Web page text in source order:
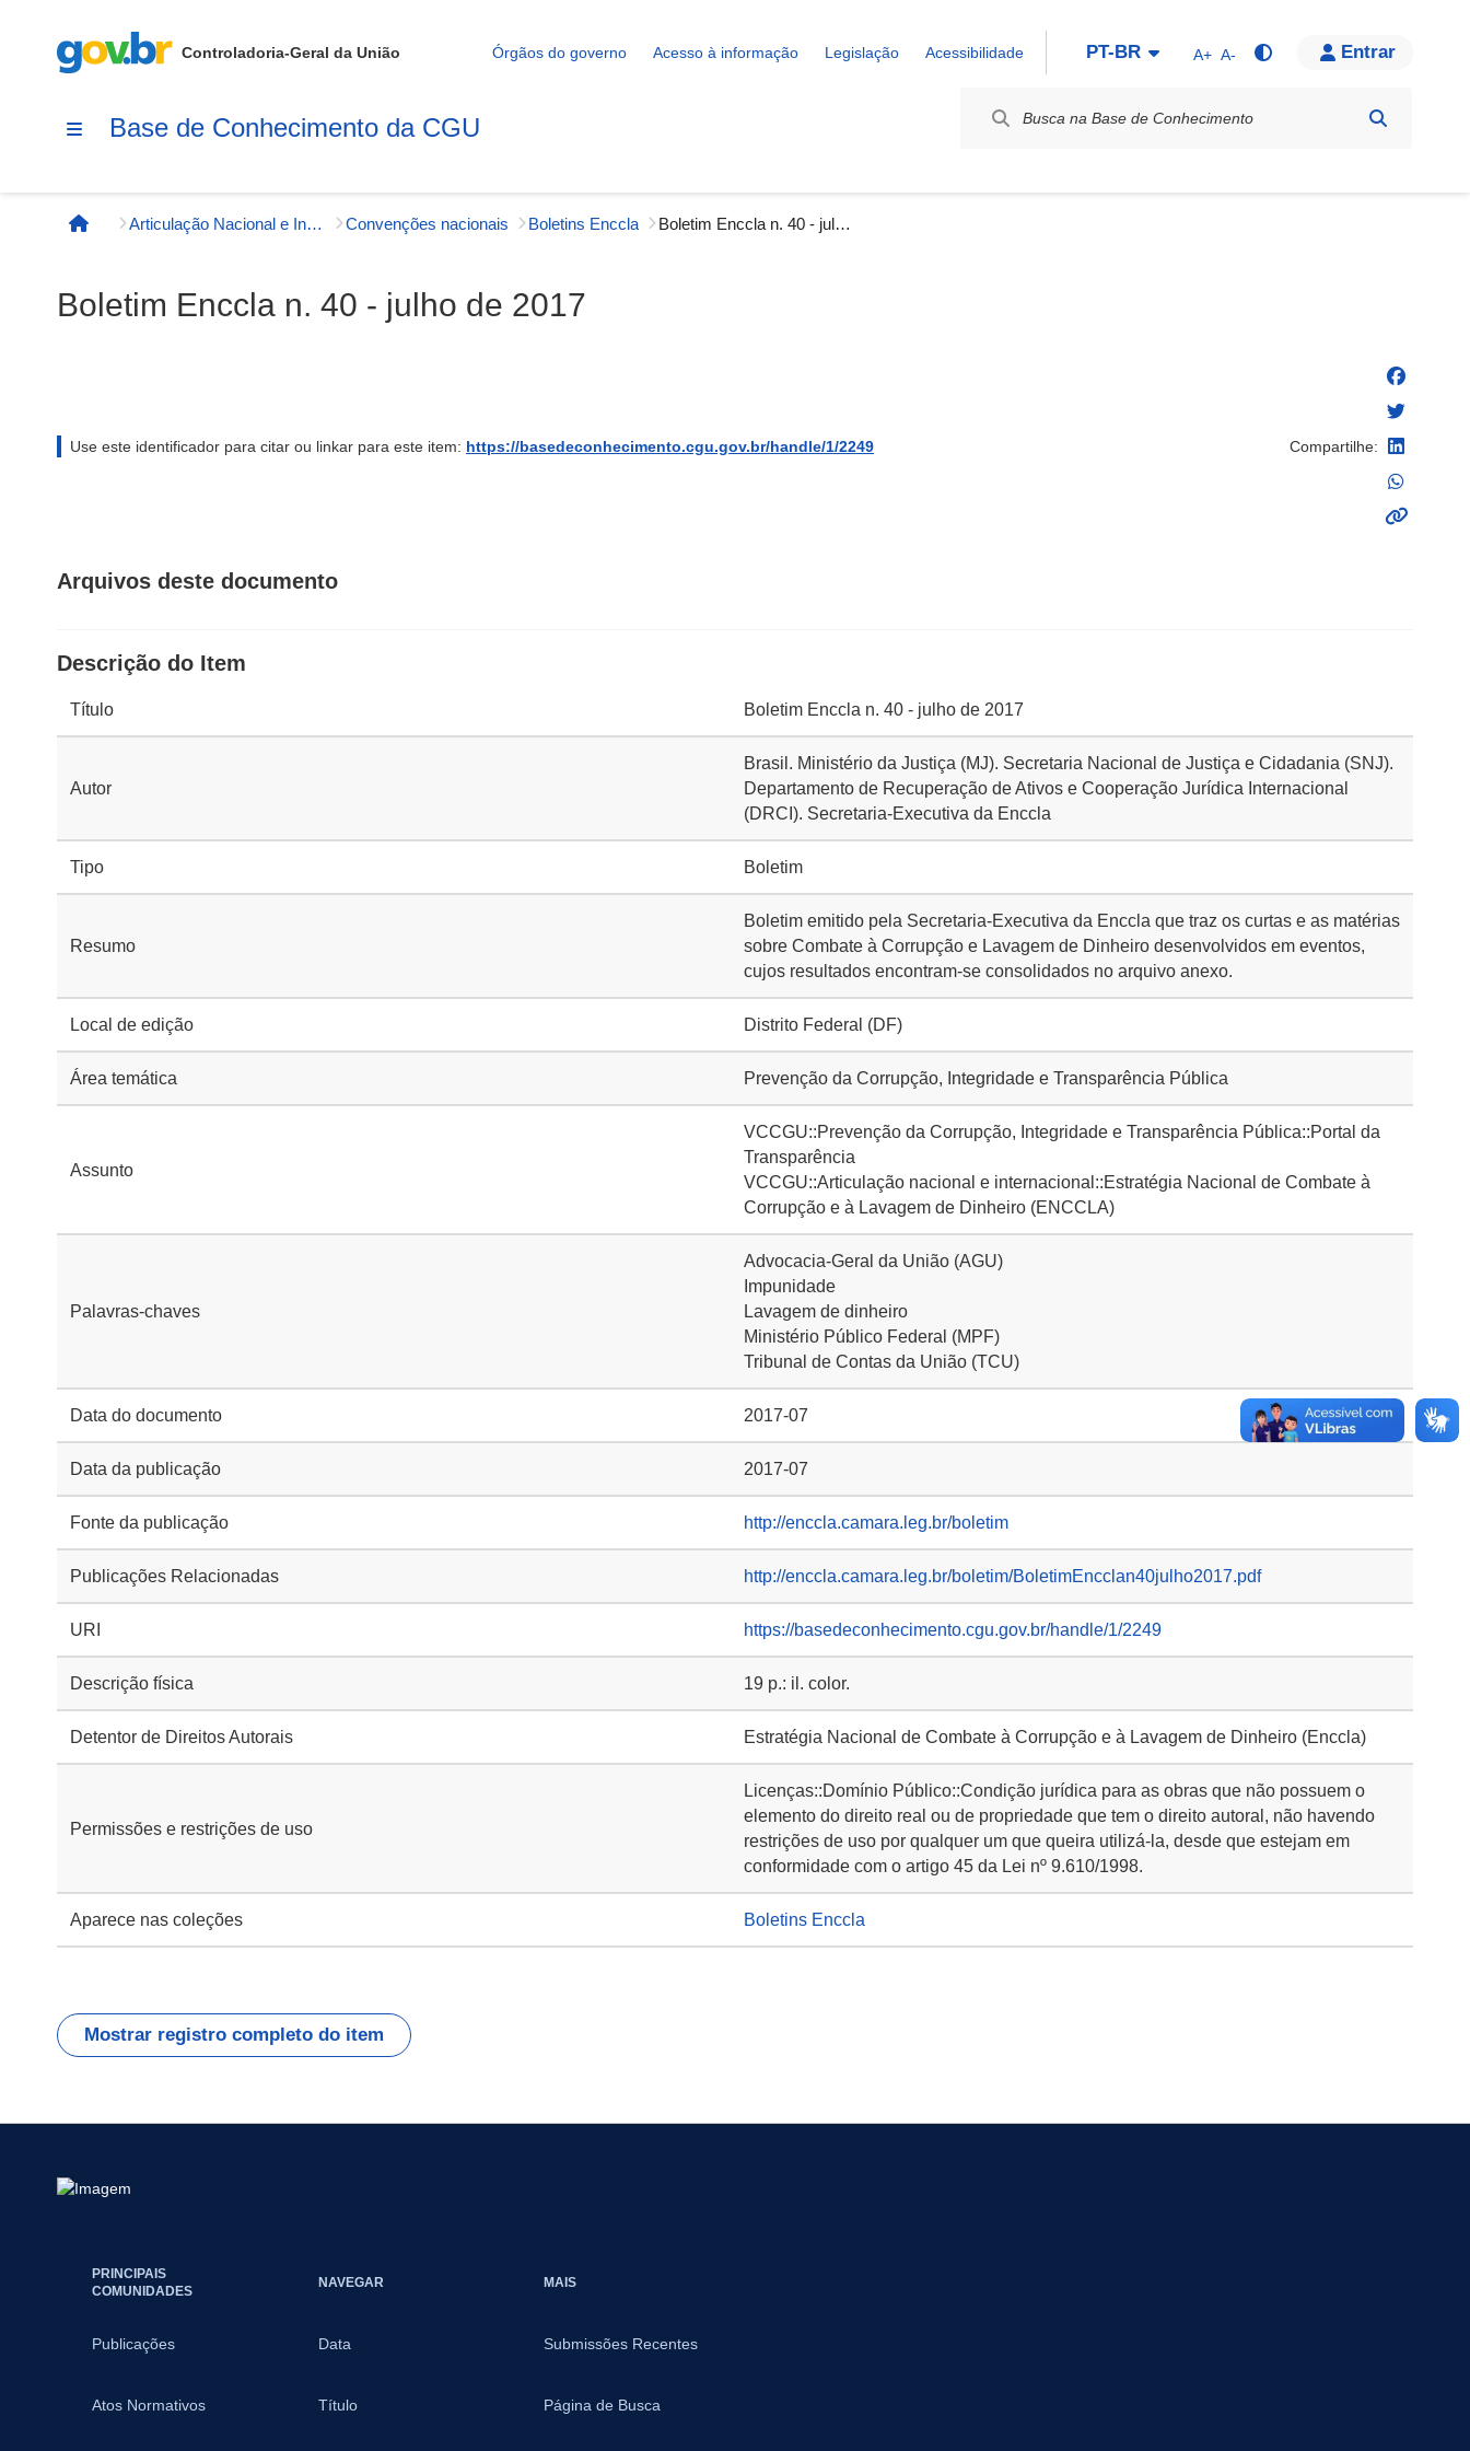
Controladoria-Geral da União Órgãos do governo Acesso à informação Legislação Acessibilidade PT-BR A+ A- Entrar
Base de Conhecimento da CGU
Página inicial
Articulação Nacional e Internacional Convenções nacionais Boletins Enccla Boletim Enccla n. 40 - julho de 2017
Boletim Enccla n. 40 - julho de 2017
Use este identificador para citar ou linkar para este item: https://basedeconhecimento.cgu.gov.br/handle/1/2249 Compartilhe:
Arquivos deste documento
Descrição do Item
Título Boletim Enccla n. 40 - julho de 2017
Autor
Brasil. Ministério da Justiça (MJ). Secretaria Nacional de Justiça e Cidadania (SNJ).
Departamento de Recuperação de Ativos e Cooperação Jurídica Internacional
(DRCI). Secretaria-Executiva da Enccla
Tipo Boletim
Resumo
Boletim emitido pela Secretaria-Executiva da Enccla que traz os curtas e as matérias
sobre Combate à Corrupção e Lavagem de Dinheiro desenvolvidos em eventos,
cujos resultados encontram-se consolidados no arquivo anexo.
Local de edição Distrito Federal (DF)
Área temática Prevenção da Corrupção, Integridade e Transparência Pública
Assunto
VCCGU::Prevenção da Corrupção, Integridade e Transparência Pública::Portal da
Transparência
VCCGU::Articulação nacional e internacional::Estratégia Nacional de Combate à
Corrupção e à Lavagem de Dinheiro (ENCCLA)
Palavras-chaves
Advocacia-Geral da União (AGU)
Impunidade
Lavagem de dinheiro
Ministério Público Federal (MPF)
Tribunal de Contas da União (TCU)
Data do documento 2017-07
Data da publicação 2017-07
Fonte da publicação http://enccla.camara.leg.br/boletim
Publicações Relacionadas http://enccla.camara.leg.br/boletim/BoletimEncclan40julho2017.pdf
URI https://basedeconhecimento.cgu.gov.br/handle/1/2249
Descrição física 19 p.: il. color.
Detentor de Direitos Autorais Estratégia Nacional de Combate à Corrupção e à Lavagem de Dinheiro (Enccla)
Permissões e restrições de uso
Licenças::Domínio Público::Condição jurídica para as obras que não possuem o
elemento do direito real ou de propriedade que tem o direito autoral, não havendo
restrições de uso por qualquer um que queira utilizá-la, desde que estejam em
conformidade com o artigo 45 da Lei nº 9.610/1998.
Aparece nas coleções Boletins Enccla
Mostrar registro completo do item
PRINCIPAIS
COMUNIDADES
Publicações
Atos Normativos
NAVEGAR
Data
Título
MAIS
Submissões Recentes
Página de Busca